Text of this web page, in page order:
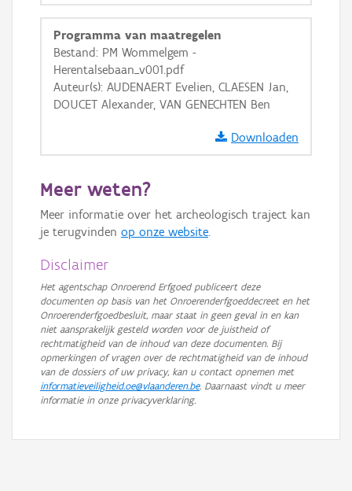
Basis Lagen
OSM-Basiskaart
Ortho
Programma van maatregelen
Bestand: PM Wommelgem -
Herentalsebaan_v001.pdf
Auteur(s): AUDENAERT Evelien, CLAESEN Jan,
DOUCET Alexander, VAN GENECHTEN Ben
Downloaden
Meer weten?
Meer informatie over het archeologisch traject kan
je terugvinden op onze website.
Disclaimer
Het agentschap Onroerend Erfgoed publiceert deze
documenten op basis van het Onroerenderfgoeddecreet en het
Onroerenderfgoedbesluit, maar staat in geen geval in en kan
niet aansprakelijk gesteld worden voor de juistheid of
rechtmatigheid van de inhoud van deze documenten. Bij
opmerkingen of vragen over de rechtmatigheid van de inhoud
van de dossiers of uw privacy, kan u contact opnemen met
informatieveiligheid.oe@vlaanderen.be. Daarnaast vindt u meer
informatie in onze privacyverklaring.